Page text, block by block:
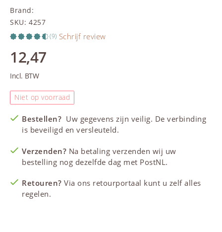
Brand:
SKU: 4257
(9) Schrijf review
12,47
Incl. BTW
Niet op voorraad
Bestellen? Uw gegevens zijn veilig. De verbinding
is beveiligd en versleuteld.
Verzenden? Na betaling verzenden wij uw
bestelling nog dezelfde dag met PostNL.
Retouren? Via ons retourportaal kunt u zelf alles
regelen.